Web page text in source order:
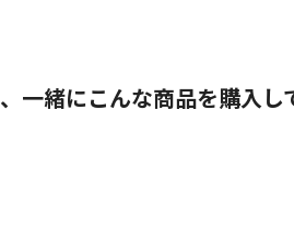
一緒にこんな商品を購入し